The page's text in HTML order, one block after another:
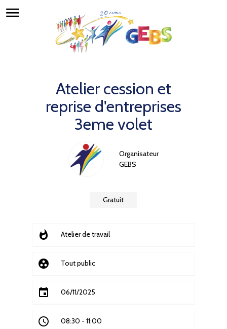
menu
Atelier cession et
reprise d'entreprises
3eme volet
Organisateur
GEBS
Gratuit
whatshot Atelier de travail
group_work Tout public
event 06/11/2025
access_time 08:30 - 11:00